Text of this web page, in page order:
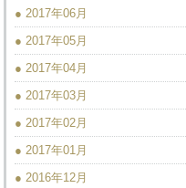
● 2017年06月
● 2017年05月
● 2017年04月
● 2017年03月
● 2017年02月
● 2017年01月
● 2016年12月